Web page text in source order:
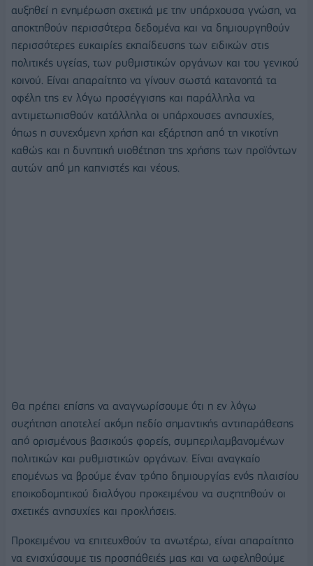
αυξηθεί η ενημέρωση σχετικά με την υπάρχουσα γνώση, να
αποκτηθούν περισσότερα δεδομένα και να δημιουργηθούν
περισσότερες ευκαιρίες εκπαίδευσης των ειδικών στις
πολιτικές υγείας, των ρυθμιστικών οργάνων και του γενικού
κοινού. Είναι απαραίτητο να γίνουν σωστά κατανοητά τα
οφέλη της εν λόγω προσέγγισης και παράλληλα να
αντιμετωπισθούν κατάλληλα οι υπάρχουσες ανησυχίες,
όπως η συνεχόμενη χρήση και εξάρτηση από τη νικοτίνη
καθώς και η δυνητική υιοθέτηση της χρήσης των προϊόντων
αυτών από μη καπνιστές και νέους.
Θα πρέπει επίσης να αναγνωρίσουμε ότι η εν λόγω
συζήτηση αποτελεί ακόμη πεδίο σημαντικής αντιπαράθεσης
από ορισμένους βασικούς φορείς, συμπεριλαμβανομένων
πολιτικών και ρυθμιστικών οργάνων. Είναι αναγκαίο
επομένως να βρούμε έναν τρόπο δημιουργίας ενός πλαισίου
εποικοδομητικού διαλόγου προκειμένου να συζητηθούν οι
σχετικές ανησυχίες και προκλήσεις.
Προκειμένου να επιτευχθούν τα ανωτέρω, είναι απαραίτητο
να ενισχύσουμε τις προσπάθειές μας και να ωφεληθούμε